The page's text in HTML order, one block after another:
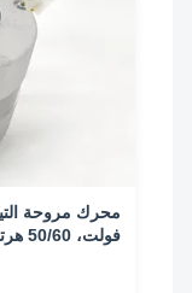
فولت، 50/60 هرتز، 1370 دورة في الدقيقة